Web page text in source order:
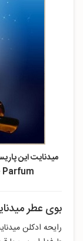
Parfum
بوی عطر
رایحه ادکلن